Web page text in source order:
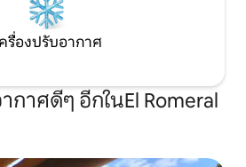
รื่องปรับอากาศ
าศดีๆ อีกในEl Romeral